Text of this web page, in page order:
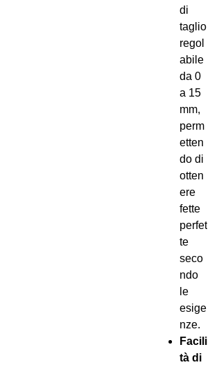
di
taglio
regol
abile
da 0
a 15
mm,
perm
etten
do di
otten
ere
fette
perfet
te
seco
ndo
le
esige
nze.
Facili
tà di